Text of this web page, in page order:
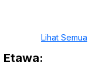
Lihat Semua
Etawa: